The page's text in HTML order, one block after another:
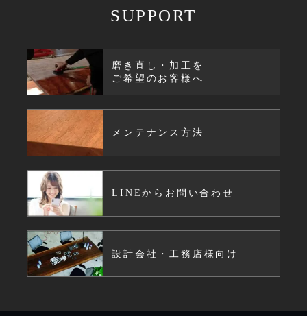
SUPPORT
磨き直し・加工を
ご希望のお客様へ
メンテナンス方法
LINEからお問い合わせ
設計会社・工務店様向け